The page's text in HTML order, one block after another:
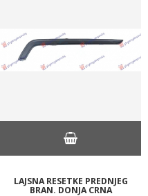
LAJSNA RESETKE PREDNJEG
BRAN. DONJA CRNA